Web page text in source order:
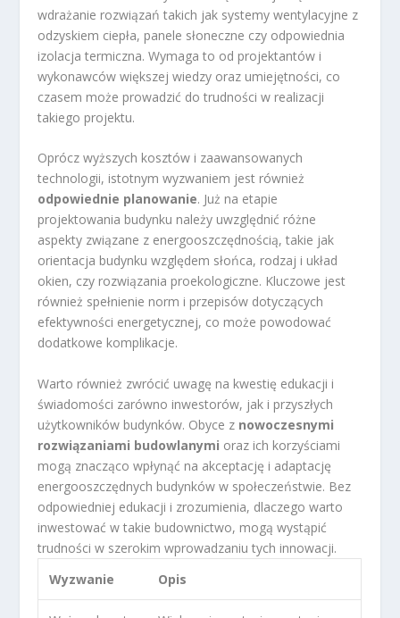
wdrażanie rozwiązań takich jak systemy wentylacyjne z
odzyskiem ciepła, panele słoneczne czy odpowiednia
izolacja termiczna. Wymaga to od projektantów i
wykonawców większej wiedzy oraz umiejętności, co
czasem może prowadzić do trudności w realizacji
takiego projektu.
Oprócz wyższych kosztów i zaawansowanych
technologii, istotnym wyzwaniem jest również
odpowiednie planowanie. Już na etapie
projektowania budynku należy uwzględnić różne
aspekty związane z energooszczędnością, takie jak
orientacja budynku względem słońca, rodzaj i układ
okien, czy rozwiązania proekologiczne. Kluczowe jest
również spełnienie norm i przepisów dotyczących
efektywności energetycznej, co może powodować
dodatkowe komplikacje.
Warto również zwrócić uwagę na kwestię edukacji i
świadomości zarówno inwestorów, jak i przyszłych
użytkowników budynków. Obyce z nowoczesnymi
rozwiązaniami budowlanymi oraz ich korzyściami
mogą znacząco wpłynąć na akceptację i adaptację
energooszczędnych budynków w społeczeństwie. Bez
odpowiedniej edukacji i zrozumienia, dlaczego warto
inwestować w takie budownictwo, mogą wystąpić
trudności w szerokim wprowadzaniu tych innowacji.
Wyzwanie
Opis